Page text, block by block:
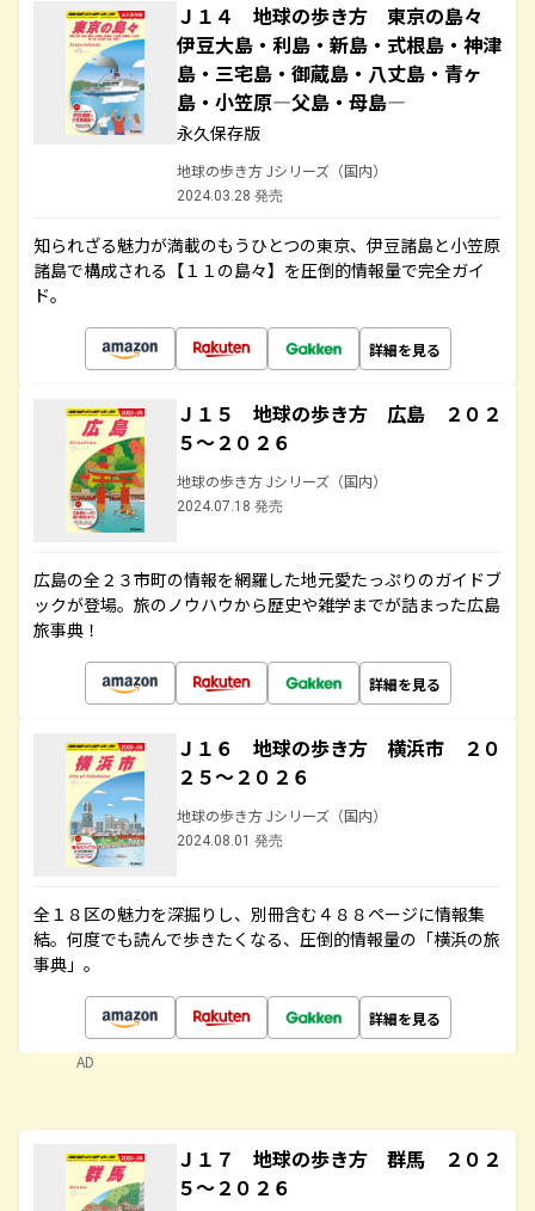
Ｊ１４ 地球の歩き方 東京の島々
伊豆大島・利島・新島・式根島・神津
島・三宅島・御蔵島・八丈島・青ヶ
島・小笠原―父島・母島―
永久保存版
地球の歩き方 Jシリーズ（国内）
2024.03.28 発売
知られざる魅力が満載のもうひとつの東京、伊豆諸島と小笠原
諸島で構成される【１１の島々】を圧倒的情報量で完全ガイ
ド。
詳細を見る
Ｊ１５ 地球の歩き方 広島 ２０２
５～２０２６
地球の歩き方 Jシリーズ（国内）
2024.07.18 発売
広島の全２３市町の情報を網羅した地元愛たっぷりのガイドブ
ックが登場。旅のノウハウから歴史や雑学までが詰まった広島
旅事典！
詳細を見る
Ｊ１６ 地球の歩き方 横浜市 ２０
２５～２０２６
地球の歩き方 Jシリーズ（国内）
2024.08.01 発売
全１８区の魅力を深掘りし、別冊含む４８８ページに情報集
結。何度でも読んで歩きたくなる、圧倒的情報量の「横浜の旅
事典」。
詳細を見る
AD
Ｊ１７ 地球の歩き方 群馬 ２０２
５～２０２６